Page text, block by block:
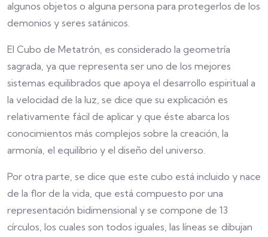
algunos objetos o alguna persona para protegerlos de los
demonios y seres satánicos.
El Cubo de Metatrón, es considerado la geometría
sagrada, ya que representa ser uno de los mejores
sistemas equilibrados que apoya el desarrollo espiritual a
la velocidad de la luz, se dice que su explicación es
relativamente fácil de aplicar y que éste abarca los
conocimientos más complejos sobre la creación, la
armonía, el equilibrio y el diseño del universo.
Por otra parte, se dice que este cubo está incluido y nace
de la flor de la vida, que está compuesto por una
representación bidimensional y se compone de 13
círculos, los cuales son todos iguales, las líneas se dibujan